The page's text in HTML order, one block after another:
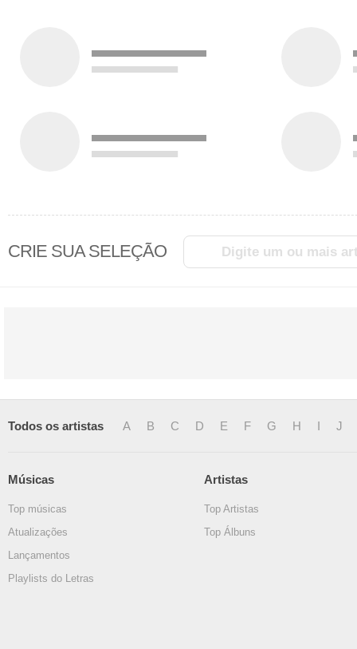
CRIE SUA SELEÇÃO
Todos os artistas A B C D E F G H I J
Músicas
Top músicas
Atualizações
Lançamentos
Playlists do Letras
Artistas
Top Artistas
Top Álbuns